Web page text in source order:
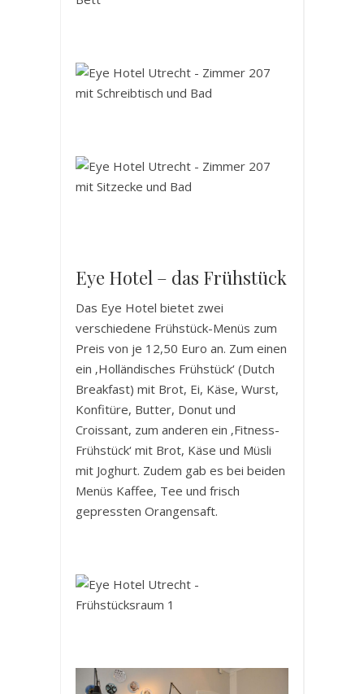
Eye Hotel – das Frühstück
Das Eye Hotel bietet zwei
verschiedene Frühstück-Menüs zum
Preis von je 12,50 Euro an. Zum einen
ein ‚Holländisches Frühstück‘ (Dutch
Breakfast) mit Brot, Ei, Käse, Wurst,
Konfitüre, Butter, Donut und
Croissant, zum anderen ein ‚Fitness-
Frühstück‘ mit Brot, Käse und Müsli
mit Joghurt. Zudem gab es bei beiden
Menüs Kaffee, Tee und frisch
gepressten Orangensaft.